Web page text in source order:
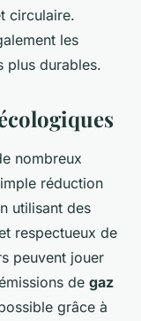
circulaire.
les
plus durables.
nombreux
réduction
utilisant des
respectueux de
peuvent jouer
de gaz
grâce à